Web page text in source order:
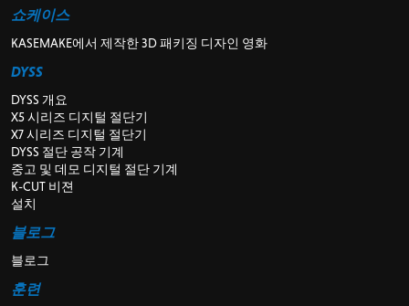
쇼케이스
KASEMAKE에서 제작한 3D 패키징 디자인 영화
DYSS
DYSS 개요
X5 시리즈 디지털 절단기
X7 시리즈 디지털 절단기
DYSS 절단 공작 기계
중고 및 데모 디지털 절단 기계
K-CUT 비젼
설치
블로그
블로그
훈련